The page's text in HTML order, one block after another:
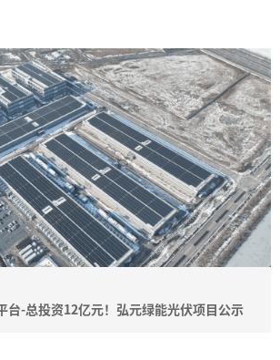
台-总投资12亿元！弘元绿能光伏项目公示